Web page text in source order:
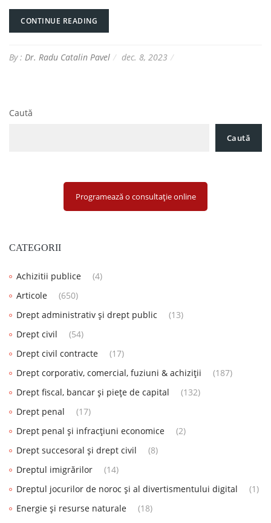
CONTINUE READING
By : Dr. Radu Catalin Pavel dec. 8, 2023
Caută
Caută
Programează o consultație online
CATEGORII
Achizitii publice
(4)
Articole
(650)
Drept administrativ și drept public
(13)
Drept civil
(54)
Drept civil contracte
(17)
Drept corporativ, comercial, fuziuni & achiziții
(187)
Drept fiscal, bancar și piețe de capital
(132)
Drept penal
(17)
Drept penal și infracțiuni economice
(2)
Drept succesoral și drept civil
(8)
Dreptul imigrărilor
(14)
Dreptul jocurilor de noroc și al divertismentului digital
(1)
Energie și resurse naturale
(18)